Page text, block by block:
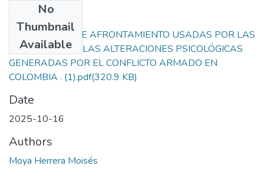
No
Thumbnail
Available
ESTRATEGIAS DE AFRONTAMIENTO USADAS POR LAS
VÍCTIMAS ANTE LAS ALTERACIONES PSICOLÓGICAS
GENERADAS POR EL CONFLICTO ARMADO EN
COLOMBIA . (1).pdf(320.9 KB)
Date
2025-10-16
Authors
Moya Herrera Moisés